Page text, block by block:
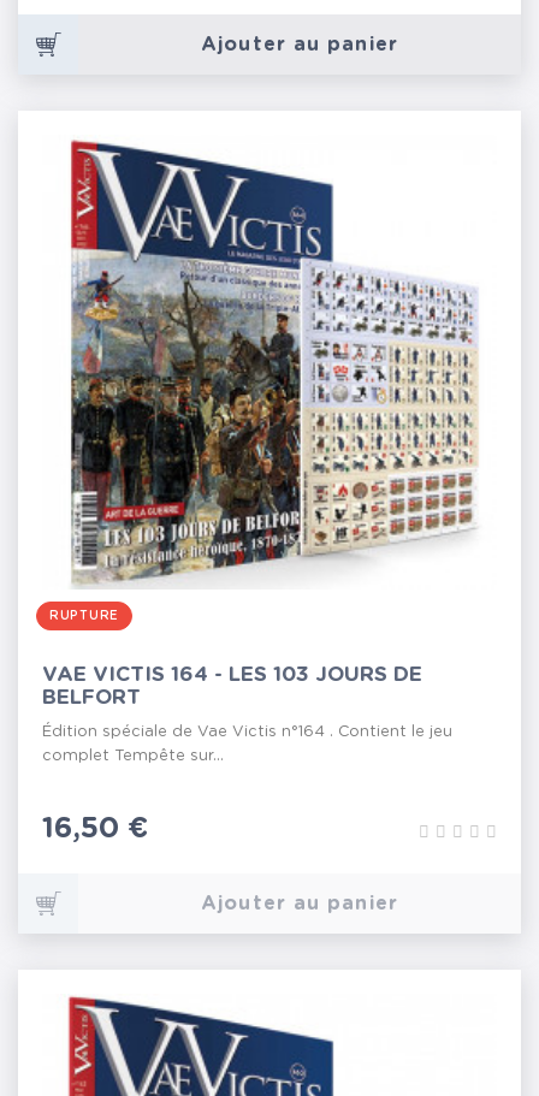
Ajouter au panier
RUPTURE
VAE VICTIS 164 - LES 103 JOURS DE
BELFORT
Édition spéciale de Vae Victis n°164 . Contient le jeu
complet Tempête sur...
Prix
16,50 €
Ajouter au panier